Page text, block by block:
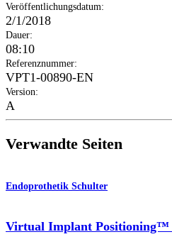
Veröffentlichungsdatum:
2/1/2018
Dauer:
08:10
Referenznummer:
VPT1-00890-EN
Version:
A
Verwandte Seiten
Endoprothetik Schulter
Virtual Implant